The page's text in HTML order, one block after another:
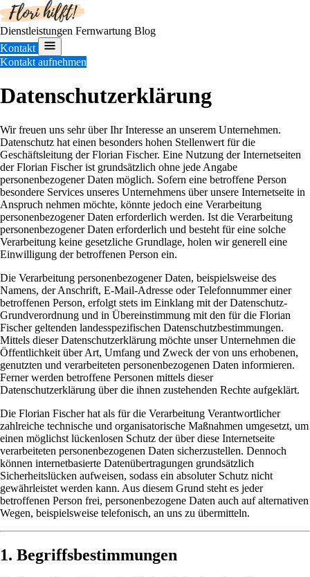
Dienstleistungen Fernwartung Blog
Kontakt
Kontakt aufnehmen
Datenschutzerklärung
Wir freuen uns sehr über Ihr Interesse an unserem Unternehmen.
Datenschutz hat einen besonders hohen Stellenwert für die
Geschäftsleitung der Florian Fischer. Eine Nutzung der Internetseiten
der Florian Fischer ist grundsätzlich ohne jede Angabe
personenbezogener Daten möglich. Sofern eine betroffene Person
besondere Services unseres Unternehmens über unsere Internetseite in
Anspruch nehmen möchte, könnte jedoch eine Verarbeitung
personenbezogener Daten erforderlich werden. Ist die Verarbeitung
personenbezogener Daten erforderlich und besteht für eine solche
Verarbeitung keine gesetzliche Grundlage, holen wir generell eine
Einwilligung der betroffenen Person ein.
Die Verarbeitung personenbezogener Daten, beispielsweise des
Namens, der Anschrift, E-Mail-Adresse oder Telefonnummer einer
betroffenen Person, erfolgt stets im Einklang mit der Datenschutz-
Grundverordnung und in Übereinstimmung mit den für die Florian
Fischer geltenden landesspezifischen Datenschutzbestimmungen.
Mittels dieser Datenschutzerklärung möchte unser Unternehmen die
Öffentlichkeit über Art, Umfang und Zweck der von uns erhobenen,
genutzten und verarbeiteten personenbezogenen Daten informieren.
Ferner werden betroffene Personen mittels dieser
Datenschutzerklärung über die ihnen zustehenden Rechte aufgeklärt.
Die Florian Fischer hat als für die Verarbeitung Verantwortlicher
zahlreiche technische und organisatorische Maßnahmen umgesetzt, um
einen möglichst lückenlosen Schutz der über diese Internetseite
verarbeiteten personenbezogenen Daten sicherzustellen. Dennoch
können internetbasierte Datenübertragungen grundsätzlich
Sicherheitslücken aufweisen, sodass ein absoluter Schutz nicht
gewährleistet werden kann. Aus diesem Grund steht es jeder
betroffenen Person frei, personenbezogene Daten auch auf alternativen
Wegen, beispielsweise telefonisch, an uns zu übermitteln.
1. Begriffsbestimmungen